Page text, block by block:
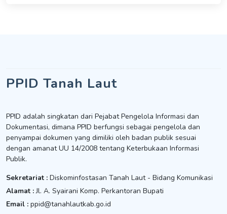
PPID Tanah Laut
PPID adalah singkatan dari Pejabat Pengelola Informasi dan
Dokumentasi, dimana PPID berfungsi sebagai pengelola dan
penyampai dokumen yang dimiliki oleh badan publik sesuai
dengan amanat UU 14/2008 tentang Keterbukaan Informasi
Publik.
Sekretariat : Diskominfostasan Tanah Laut - Bidang Komunikasi
Alamat : Jl. A. Syairani Komp. Perkantoran Bupati
Email : ppid@tanahlautkab.go.id